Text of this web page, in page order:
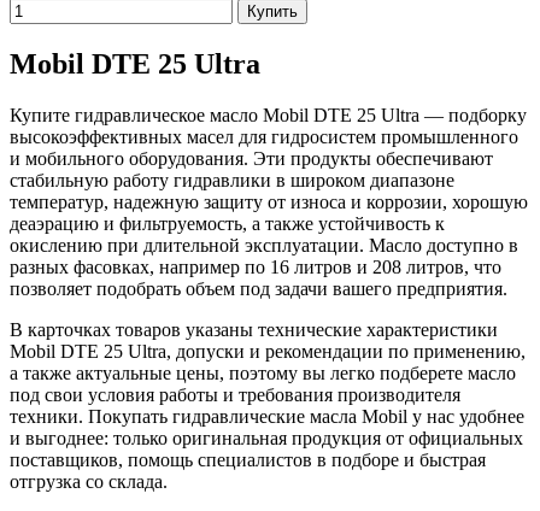
Купить
Mobil DTE 25 Ultra
Купите гидравлическое масло Mobil DTE 25 Ultra — подборку
высокоэффективных масел для гидросистем промышленного
и мобильного оборудования. Эти продукты обеспечивают
стабильную работу гидравлики в широком диапазоне
температур, надежную защиту от износа и коррозии, хорошую
деаэрацию и фильтруемость, а также устойчивость к
окислению при длительной эксплуатации. Масло доступно в
разных фасовках, например по 16 литров и 208 литров, что
позволяет подобрать объем под задачи вашего предприятия.
В карточках товаров указаны технические характеристики
Mobil DTE 25 Ultra, допуски и рекомендации по применению,
а также актуальные цены, поэтому вы легко подберете масло
под свои условия работы и требования производителя
техники. Покупать гидравлические масла Mobil у нас удобнее
и выгоднее: только оригинальная продукция от официальных
поставщиков, помощь специалистов в подборе и быстрая
отгрузка со склада.